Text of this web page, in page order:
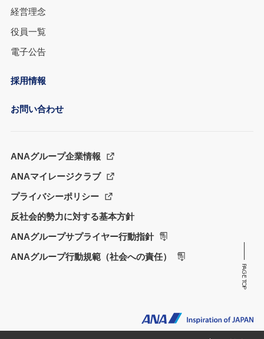
PAGE TOP
経営理念
役員一覧
電子公告
採用情報
お問い合わせ
ANAグループ企業情報
ANAマイレージクラブ
プライバシーポリシー
反社会的勢力に対する基本方針
ANAグループサプライヤー行動指針
ANAグループ行動規範（社会への責任）